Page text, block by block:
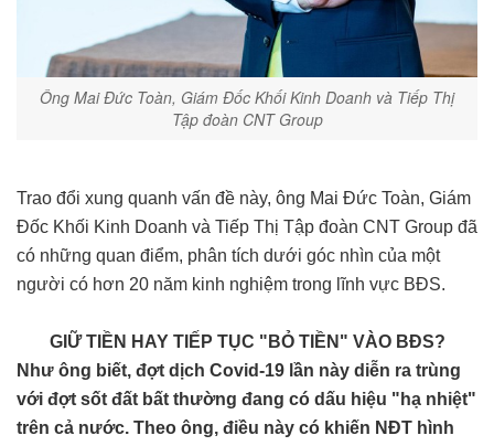
Ông Mai Đức Toàn, Giám Đốc Khối Kinh Doanh và Tiếp Thị
Tập đoàn CNT Group
Trao đổi xung quanh vấn đề này, ông Mai Đức Toàn, Giám
Đốc Khối Kinh Doanh và Tiếp Thị Tập đoàn CNT Group đã
có những quan điểm, phân tích dưới góc nhìn của một
người có hơn 20 năm kinh nghiệm trong lĩnh vực BĐS.
GIỮ TIỀN HAY TIẾP TỤC "BỎ TIỀN" VÀO BĐS?
Như ông biết, đợt dịch Covid-19 lần này diễn ra trùng
với đợt sốt đất bất thường đang có dấu hiệu "hạ nhiệt"
trên cả nước. Theo ông, điều này có khiến NĐT hình